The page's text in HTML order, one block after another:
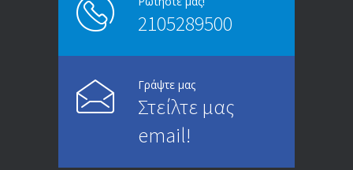
Επίδομα ανεργίας: Υπολογισμός βάσει
ΕΝΗΜΕΡΩΣΗ ΠΡΟΣ ΣΥΝΤΑΞΙΟΥΧΟΥΣ
2105289500
Γράψτε μας
Στείλτε μας
email!